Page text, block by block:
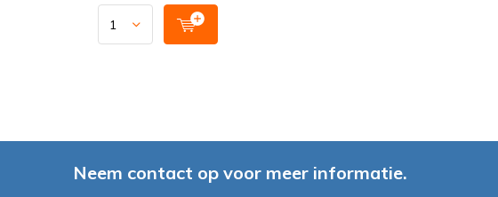
Neem contact op voor meer informatie.